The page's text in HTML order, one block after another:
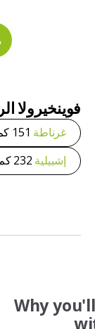
فوينخيرولا
غرناطة 151 كم
إشبيلية 232 كم
Why